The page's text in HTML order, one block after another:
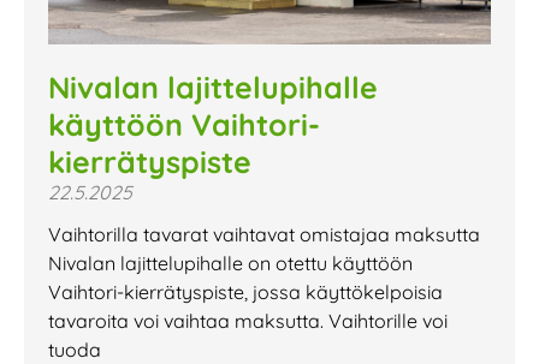
Nivalan lajittelupihalle
käyttöön Vaihtori-
kierrätyspiste
22.5.2025
Vaihtorilla tavarat vaihtavat omistajaa maksutta
Nivalan lajittelupihalle on otettu käyttöön
Vaihtori-kierrätyspiste, jossa käyttökelpoisia
tavaroita voi vaihtaa maksutta. Vaihtorille voi
tuoda